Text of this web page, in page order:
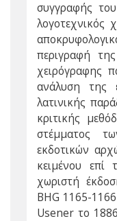
συγγραφής
λογοτεχνικός
περιγραφή
χειρόγραφης
ανάλυση της
λατινικής
κριτικής
στέμματος
εκδοτικών
κειμένου επί
χωριστή
BHG 1165-
Usener το